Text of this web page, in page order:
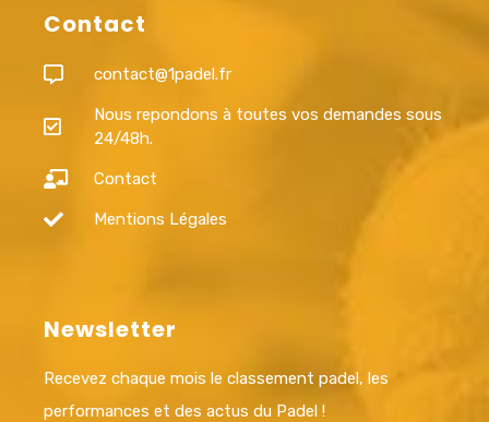
Contact
contact@1padel.fr
Nous repondons à toutes vos demandes sous
24/48h.
Contact
Mentions Légales
Newsletter
Recevez chaque mois le classement padel, les
performances et des actus du Padel !